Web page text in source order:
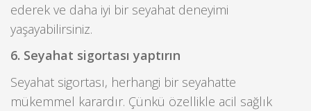
ederek ve daha iyi bir seyahat deneyimi
yaşayabilirsiniz.
6. Seyahat sigortası yaptırın
Seyahat sigortası, herhangi bir seyahatte
mükemmel karardır. Çünkü özellikle acil sağlık